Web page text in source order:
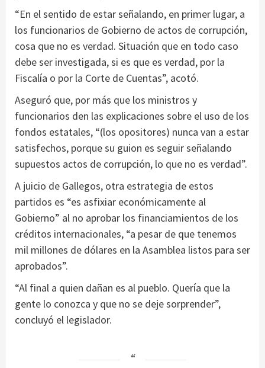
“En el sentido de estar señalando, en primer lugar, a
los funcionarios de Gobierno de actos de corrupción,
cosa que no es verdad. Situación que en todo caso
debe ser investigada, si es que es verdad, por la
Fiscalía o por la Corte de Cuentas”, acotó.
Aseguró que, por más que los ministros y
funcionarios den las explicaciones sobre el uso de los
fondos estatales, “(los opositores) nunca van a estar
satisfechos, porque su guion es seguir señalando
supuestos actos de corrupción, lo que no es verdad”.
A juicio de Gallegos, otra estrategia de estos
partidos es “es asfixiar económicamente al
Gobierno” al no aprobar los financiamientos de los
créditos internacionales, “a pesar de que tenemos
mil millones de dólares en la Asamblea listos para ser
aprobados”.
“Al final a quien dañan es al pueblo. Quería que la
gente lo conozca y que no se deje sorprender”,
concluyó el legislador.